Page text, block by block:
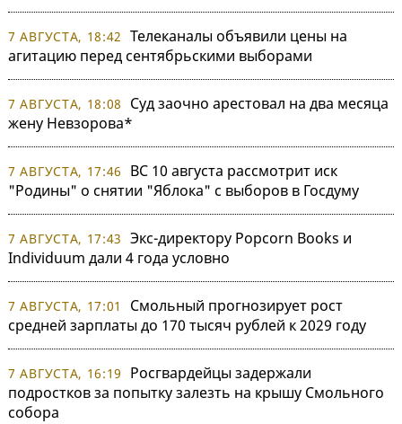
7 АВГУСТА, 18:42 Телеканалы объявили цены на
агитацию перед сентябрьскими выборами
7 АВГУСТА, 18:08
Суд заочно арестовал на два месяца
жену Невзорова*
7 АВГУСТА, 17:46
ВС 10 августа рассмотрит иск
"Родины" о снятии "Яблока" с выборов в Госдуму
7 АВГУСТА, 17:43 Экс-директору Popcorn Books и
Individuum дали 4 года условно
7 АВГУСТА, 17:01
Смольный прогнозирует рост
средней зарплаты до 170 тысяч рублей к 2029 году
7 АВГУСТА, 16:19
Росгвардейцы задержали
подростков за попытку залезть на крышу Смольного
собора